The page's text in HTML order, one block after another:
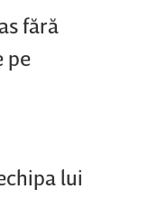
fără
pe
lui